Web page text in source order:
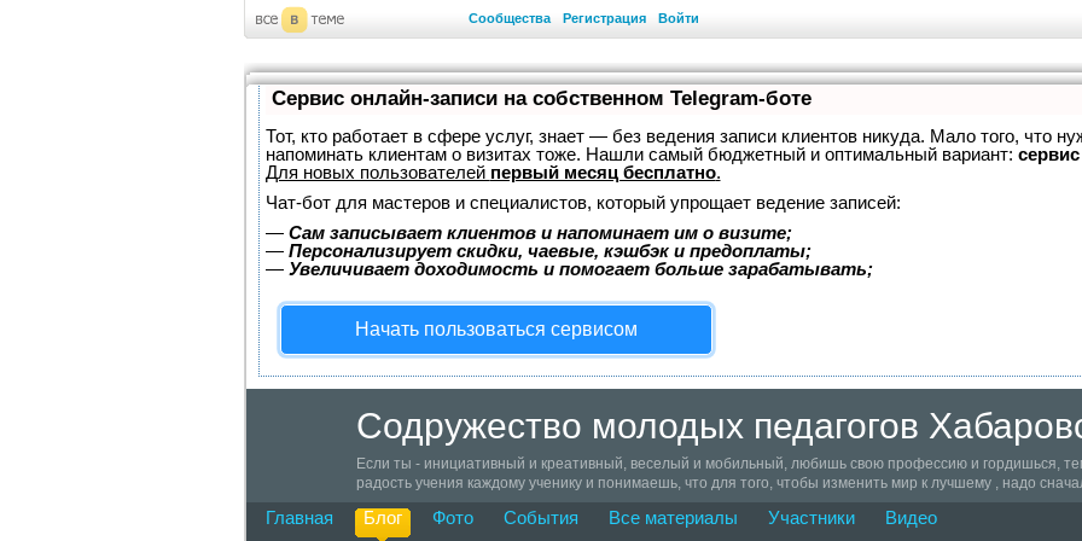
Сообщества Регистрация Войти
Сервис онлайн-записи на собственном Telegram-боте
Тот, кто работает в сфере услуг, знает — без ведения записи клиентов никуда. Мало того, что
напоминать клиентам о визитах тоже. Нашли самый бюджетный и оптимальный вариант:
Для новых пользователей первый месяц бесплатно.
Чат-бот для мастеров и специалистов, который упрощает ведение записей:
— Сам записывает клиентов и напоминает им о визите;
— Персонализирует скидки, чаевые, кэшбэк и предоплаты;
— Увеличивает доходимость и помогает больше зарабатывать;
Начать пользоваться сервисом
Содружество молодых педагогов
Если ты - инициативный и креативный, веселый и мобильный, любишь свою профессию и гордишься,
радость учения каждому ученику и понимаешь, что для того, чтобы изменить мир к лучшему , надо
педагогические идеи в жизнь и просто живи полной жизнью, понимая, что профессия учителя - лучшая
Главная Блог Фото События Все материалы Участники Видео